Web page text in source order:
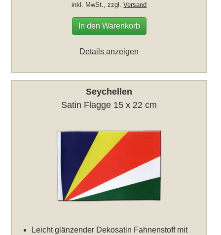
inkl. MwSt., zzgl.Versand
In den Warenkorb
Details anzeigen
Seychellen
Satin Flagge 15 x 22 cm
Leicht glänzender Dekosatin Fahnenstoff mit